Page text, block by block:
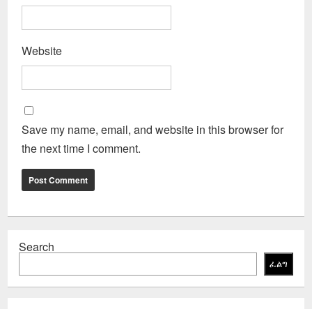
Website
Save my name, email, and website in this browser for
the next time I comment.
Search
ፈልግ